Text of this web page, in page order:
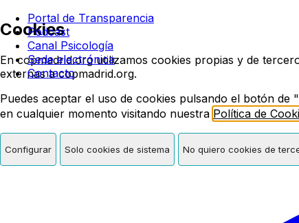
Cookies
En copmadrid.org utilizamos cookies propias y de
externas a copmadrid.org.
Puedes aceptar el uso de cookies pulsando el botón
en cualquier momento visitando nuestra Política de
Configurar Solo cookies de sistema No quiero cookies de
Colegio oficial de psicología
Portal de Transparencia
Podcast
Canal Psicología
Sede electrónica
Contacto